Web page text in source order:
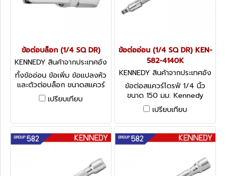
ข้อต่อบล็อก (1/4 SQ DR)
KENNEDY สินค้าจากประเทศอัง
กฤษ-4
ทั้งข้ออ่อน ข้อเพิ่ม ข้อแปลงหัว
และตัวต่อบล็อก ขนาดสแควร์
ไดรฟ์ 1/4 นิ้ว Kennedy
Sockets & Accessories
เปรียบเทียบ
ข้อต่ออ่อน (1/4 SQ DR) KEN-
582-4140K
KENNEDY สินค้าจากประเทศอัง
กฤษ-1
ข้อต่อสแควร์ไดรฟ์ 1/4 นิ้ว
ขนาด 150 มม. Kennedy
Extension Bars, 1/4" -
Flexible
เปรียบเทียบ